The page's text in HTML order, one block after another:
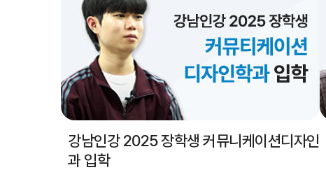
강남인강 2025 장학생 커뮤니케이션디자인
과 입학